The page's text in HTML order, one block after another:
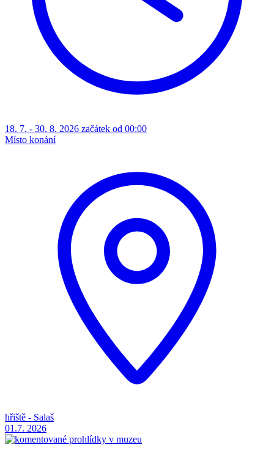
18. 7. - 30. 8. 2026 začátek od 00:00
Místo konání
hřiště - Salaš
01.7. 2026